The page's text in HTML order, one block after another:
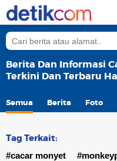
Berita Dan Informasi
Terkini Dan Terbaru
Semua Berita Foto
Tag Terkait:
#cacar monyet